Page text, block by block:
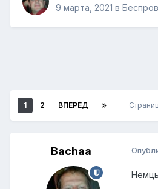
9 марта, 2021 в
1 2 ВПЕРЁД
Bachaa